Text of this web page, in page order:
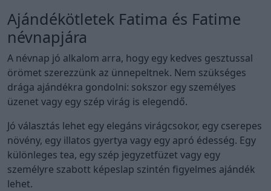
Ajándékötletek Fatima és Fatime
névnapjára
A névnap jó alkalom arra, hogy egy kedves gesztussal
örömet szerezzünk az ünnepeltnek. Nem szükséges
drága ajándékra gondolni: sokszor egy személyes
üzenet vagy egy szép virág is elegendő.
Jó választás lehet egy elegáns virágcsokor, egy cserepes
növény, egy illatos gyertya vagy egy apró édesség. Egy
különleges tea, egy szép jegyzetfüzet vagy egy
személyre szabott képeslap szintén figyelmes ajándék
lehet.